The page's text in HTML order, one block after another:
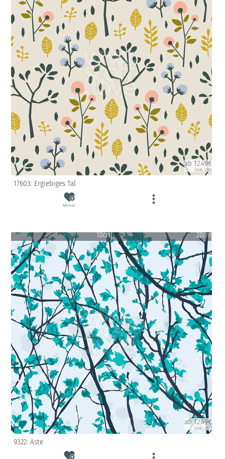
ab 12.49€
(inkl. USt)
17603: Ergiebiges Tal
Merken
10cm 20cm
ab 12.49€
(inkl. USt)
9322: Äste